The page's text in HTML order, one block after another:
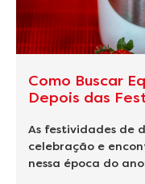
Como Buscar
Depois das
As festividades de
celebração e
nessa época do